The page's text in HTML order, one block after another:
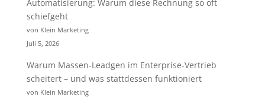
Automatisierung: Warum diese Rechnung so oft
schiefgeht
von Klein Marketing
Juli 5, 2026
Warum Massen-Leadgen im Enterprise-Vertrieb
scheitert – und was stattdessen funktioniert
von Klein Marketing